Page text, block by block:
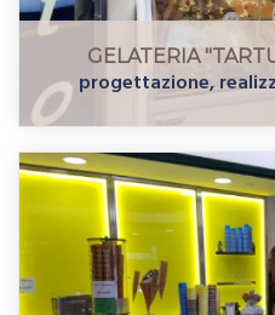
GELATERIA
progettazione,